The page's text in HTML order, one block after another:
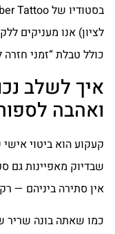
לציון) אנו מעניקים
כולל טבלת “זמני חזרה
איך לשלב
ואהבה
קעקוע הוא ביטוי
שבדיוק מאפיינות גם
אין סתירה ביניהם — רק
כמו שאתה בונה שריר